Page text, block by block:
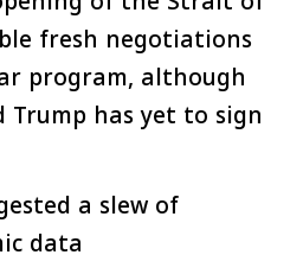
fresh negotiations
program, although
Trump has yet to sign
a slew of
data.